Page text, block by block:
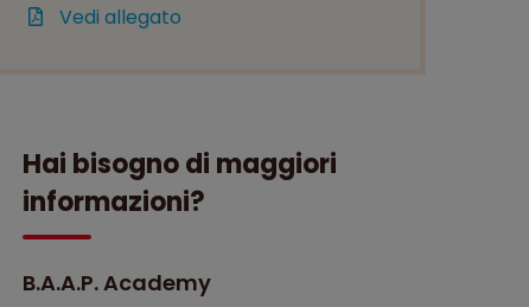
Vedi allegato
Hai bisogno di maggiori
informazioni?
B.A.A.P. Academy